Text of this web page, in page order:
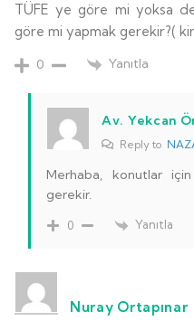
TÜFE ye göre mi yoksa
göre mi yapmak gerekir?(
0 Yanıtla
Av. Yekcan
Reply to
Merhaba, konutlar
gerekir.
0 Yanıtla
Nuray Ortapınar